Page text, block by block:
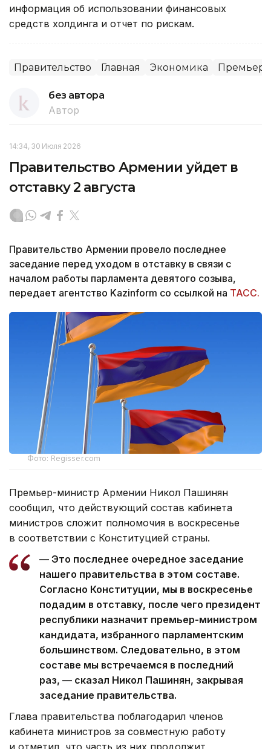
информация об использовании финансовых
средств холдинга и отчет по рискам.
Правительство Главная Экономика
без автора
Автор
14:34, 30 Июля 2026
Правительство Армении уйдет в
отставку 2 августа
Правительство Армении провело последнее
заседание перед уходом в отставку в связи с
началом работы парламента девятого созыва,
передает агентство Kazinform со ссылкой на ТАСС.
Фото: Regisser.com
Премьер-министр Армении Никол Пашинян
сообщил, что действующий состав кабинета
министров сложит полномочия в воскресенье
в соответствии с Конституцией страны.
— Это последнее очередное заседание
нашего правительства в этом составе.
Согласно Конституции, мы в воскресенье
подадим в отставку, после чего президент
республики назначит премьер-министром
кандидата, избранного парламентским
большинством. Следовательно, в этом
составе мы встречаемся в последний
раз, — сказал Никол Пашинян, закрывая
заседание правительства.
Глава правительства поблагодарил членов
кабинета министров за совместную работу